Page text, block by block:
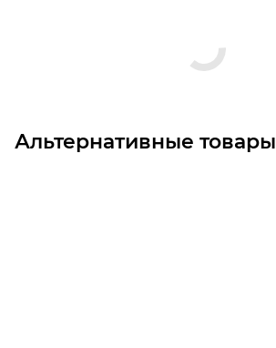
Альтернативные товары